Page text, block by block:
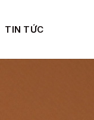
TIN TỨC